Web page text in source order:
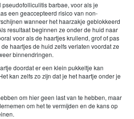
barbae, voor als je
een geaccepteerd risico van non-
wanneer het haarzakje geblokkeerd
resultaat beginnen ze onder de huid naar
voor als de haartjes krullend, grof of pas
haartjes de huid zelfs verlaten voordat ze
binnendringen.
doordat er een klein pukkeltje kan
kan zelfs zo zijn dat je het haartje onder je
om hier geen last van te hebben, maar
om het te vermijden en de kans op